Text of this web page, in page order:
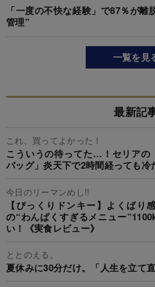
「一度の不快な経験」で87％が
管理”
一覧を見
最新記
これ、買ってよかった！
こういうの待ってた…！セリアの
バッグ」炎天下で2時間経っても冷
今日のリーマンめし!!
【びっくりドンキー】よくば
の“わんぱくすぎるメニュー
い！《実食レビュー》
ととのえる。
夏休みに30分だけ。「人生を立て